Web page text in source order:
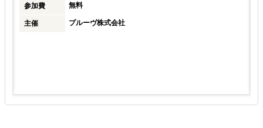
参加費 無料
主催 プルーヴ株式会社